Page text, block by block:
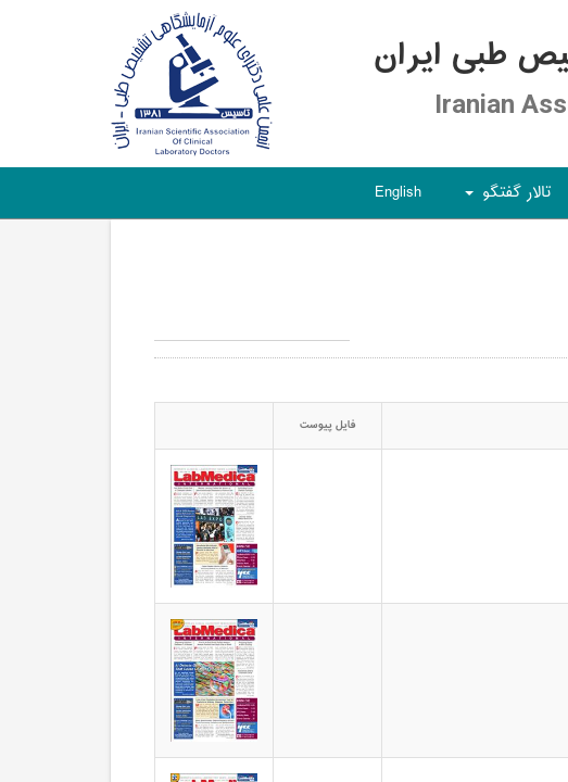
طبی ایران
Iranian
تالار گفتگو English
فایل پیوست